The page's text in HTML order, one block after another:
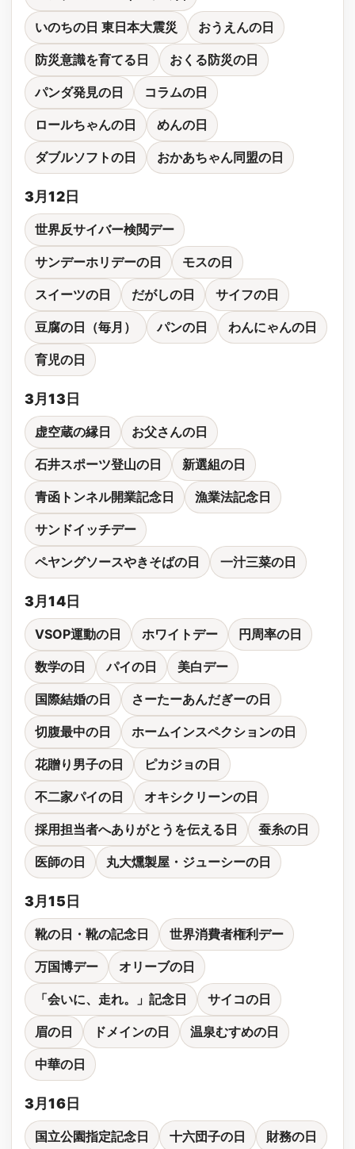
いのちの日 東日本大震災 おうえんの日
防災意識を育てる日 おくる防災の日
パンダ発見の日 コラムの日
ロールちゃんの日 めんの日
ダブルソフトの日 おかあちゃん同盟の日
3月12日
世界反サイバー検閲デー
サンデーホリデーの日 モスの日
スイーツの日 だがしの日 サイフの日
豆腐の日（毎月） パンの日 わんにゃんの日
育児の日
3月13日
虚空蔵の縁日 お父さんの日
石井スポーツ登山の日 新選組の日
青函トンネル開業記念日 漁業法記念日
サンドイッチデー
ペヤングソースやきそばの日 一汁三菜の日
3月14日
VSOP運動の日 ホワイトデー 円周率の日
数学の日 パイの日 美白デー
国際結婚の日 さーたーあんだぎーの日
切腹最中の日 ホームインスペクションの日
花贈り男子の日 ピカジョの日
不二家パイの日 オキシクリーンの日
採用担当者へありがとうを伝える日 蚕糸の日
医師の日 丸大燻製屋・ジューシーの日
3月15日
靴の日・靴の記念日 世界消費者権利デー
万国博デー オリーブの日
「会いに、走れ。」記念日 サイコの日
眉の日 ドメインの日 温泉むすめの日
中華の日
3月16日
国立公園指定記念日 十六団子の日 財務の日